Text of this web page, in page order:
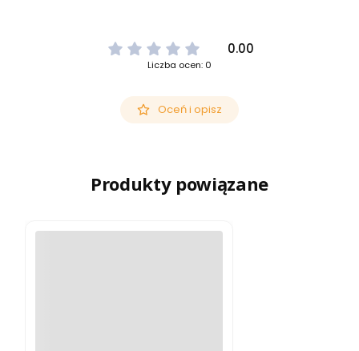
0.00
Liczba ocen: 0
Oceń i opisz
Produkty powiązane